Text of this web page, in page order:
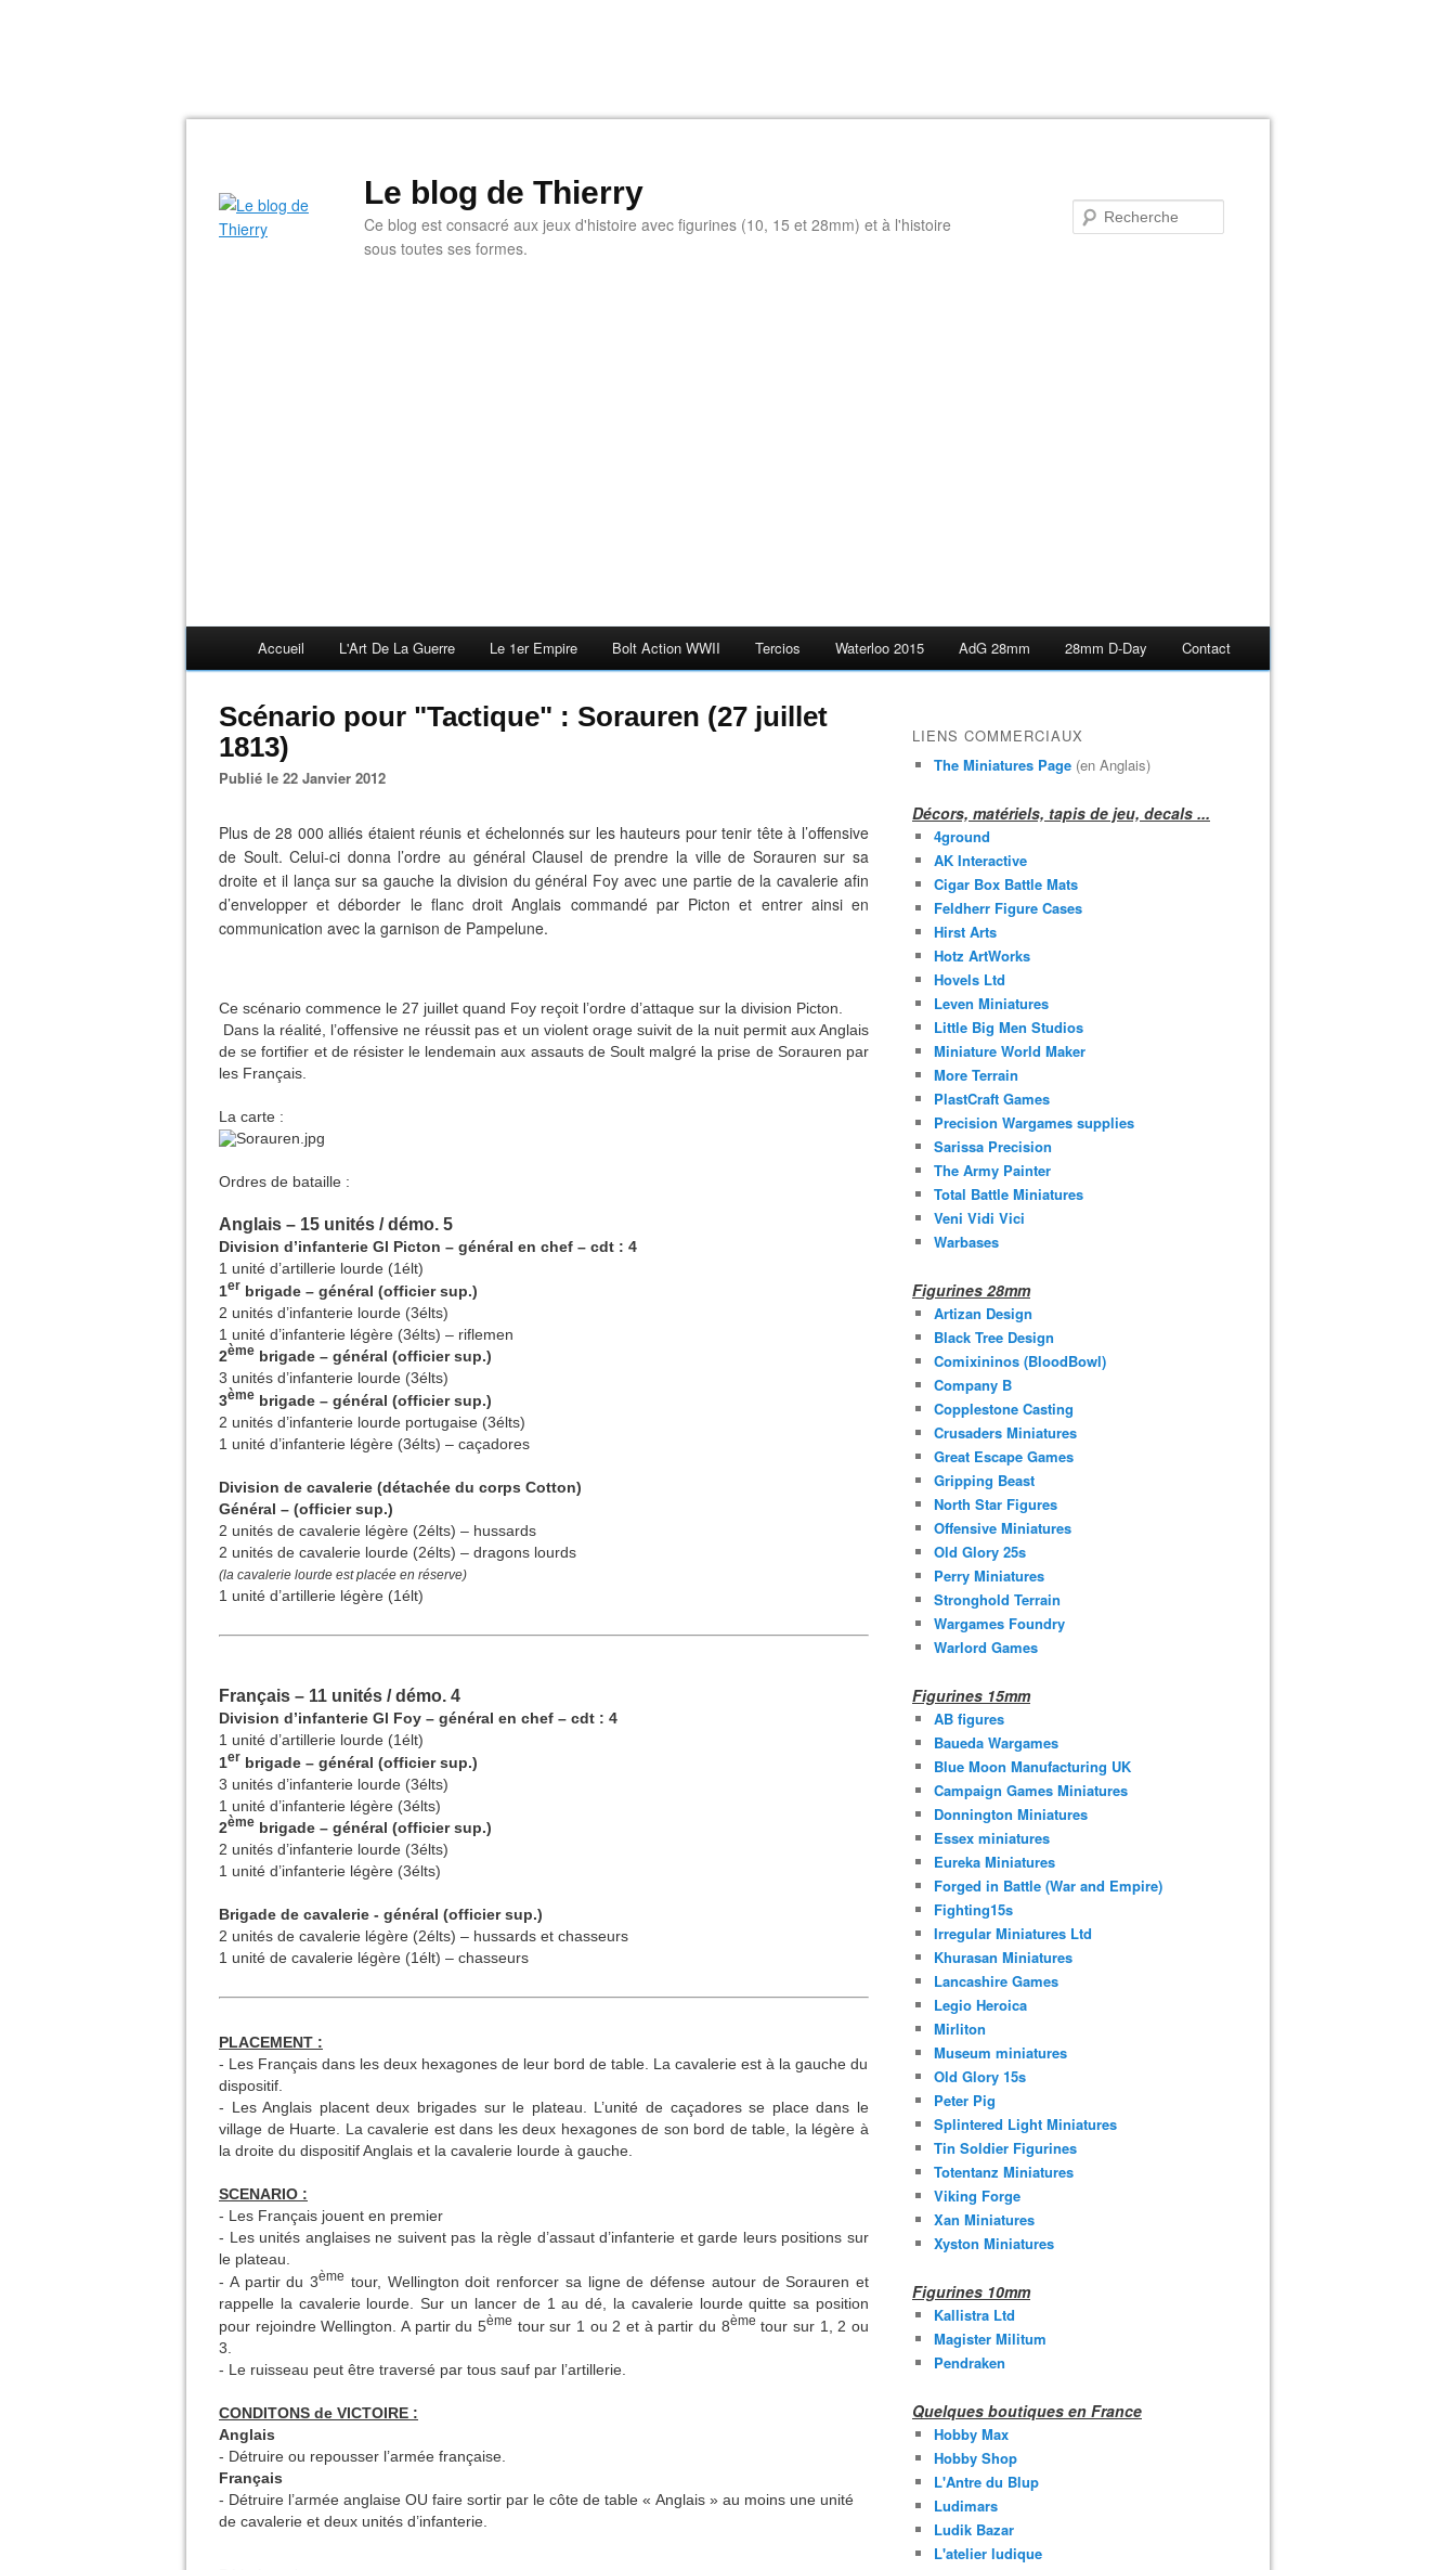
Le blog de Thierry
Ce blog est consacré aux jeux d'histoire avec figurines (10, 15 et 28mm) et à l'histoire
sous toutes ses formes.
Accueil L'Art De La Guerre Le 1er Empire Bolt Action WWII Tercios Waterloo 2015 AdG 28mm 28mm D-Day Contact
Scénario pour "Tactique" : Sorauren (27 juillet
1813)
Publié le 22 Janvier 2012
Plus de 28 000 alliés étaient réunis et échelonnés sur les hauteurs pour tenir tête à l’offensive
de Soult. Celui-ci donna l’ordre au général Clausel de prendre la ville de Sorauren sur sa
droite et il lança sur sa gauche la division du général Foy avec une partie de la cavalerie afin
d’envelopper et déborder le flanc droit Anglais commandé par Picton et entrer ainsi en
communication avec la garnison de Pampelune.
Ce scénario commence le 27 juillet quand Foy reçoit l’ordre d’attaque sur la division Picton.
Dans la réalité, l’offensive ne réussit pas et un violent orage suivit de la nuit permit aux Anglais
de se fortifier et de résister le lendemain aux assauts de Soult malgré la prise de Sorauren par
les Français.
La carte :
Ordres de bataille :
Anglais – 15 unités / démo. 5
Division d’infanterie Gl Picton – général en chef – cdt : 4
1 unité d’artillerie lourde (1élt)
1er brigade – général (officier sup.)
2 unités d’infanterie lourde (3élts)
1 unité d’infanterie légère (3élts) – riflemen
2ème brigade – général (officier sup.)
3 unités d’infanterie lourde (3élts)
3ème brigade – général (officier sup.)
2 unités d’infanterie lourde portugaise (3élts)
1 unité d’infanterie légère (3élts) – caçadores
Division de cavalerie (détachée du corps Cotton)
Général – (officier sup.)
2 unités de cavalerie légère (2élts) – hussards
2 unités de cavalerie lourde (2élts) – dragons lourds
(la cavalerie lourde est placée en réserve)
1 unité d’artillerie légère (1élt)
Français – 11 unités / démo. 4
Division d’infanterie Gl Foy – général en chef – cdt : 4
1 unité d’artillerie lourde (1élt)
1er brigade – général (officier sup.)
3 unités d’infanterie lourde (3élts)
1 unité d’infanterie légère (3élts)
2ème brigade – général (officier sup.)
2 unités d’infanterie lourde (3élts)
1 unité d’infanterie légère (3élts)
Brigade de cavalerie - général (officier sup.)
2 unités de cavalerie légère (2élts) – hussards et chasseurs
1 unité de cavalerie légère (1élt) – chasseurs
PLACEMENT :
- Les Français dans les deux hexagones de leur bord de table. La cavalerie est à la gauche du
dispositif.
- Les Anglais placent deux brigades sur le plateau. L’unité de caçadores se place dans le
village de Huarte. La cavalerie est dans les deux hexagones de son bord de table, la légère à
la droite du dispositif Anglais et la cavalerie lourde à gauche.
SCENARIO :
- Les Français jouent en premier
- Les unités anglaises ne suivent pas la règle d’assaut d’infanterie et garde leurs positions sur
le plateau.
- A partir du 3ème tour, Wellington doit renforcer sa ligne de défense autour de Sorauren et
rappelle la cavalerie lourde. Sur un lancer de 1 au dé, la cavalerie lourde quitte sa position
pour rejoindre Wellington. A partir du 5ème tour sur 1 ou 2 et à partir du 8ème tour sur 1, 2 ou
3.
- Le ruisseau peut être traversé par tous sauf par l’artillerie.
CONDITONS de VICTOIRE :
Anglais
- Détruire ou repousser l’armée française.
Français
- Détruire l’armée anglaise OU faire sortir par le côte de table « Anglais » au moins une unité
de cavalerie et deux unités d’infanterie.
LIENS COMMERCIAUX
The Miniatures Page (en Anglais)
Décors, matériels, tapis de jeu, decals ...
4ground
AK Interactive
Cigar Box Battle Mats
Feldherr Figure Cases
Hirst Arts
Hotz ArtWorks
Hovels Ltd
Leven Miniatures
Little Big Men Studios
Miniature World Maker
More Terrain
PlastCraft Games
Precision Wargames supplies
Sarissa Precision
The Army Painter
Total Battle Miniatures
Veni Vidi Vici
Warbases
Figurines 28mm
Artizan Design
Black Tree Design
Comixininos (BloodBowl)
Company B
Copplestone Casting
Crusaders Miniatures
Great Escape Games
Gripping Beast
North Star Figures
Offensive Miniatures
Old Glory 25s
Perry Miniatures
Stronghold Terrain
Wargames Foundry
Warlord Games
Figurines 15mm
AB figures
Baueda Wargames
Blue Moon Manufacturing UK
Campaign Games Miniatures
Donnington Miniatures
Essex miniatures
Eureka Miniatures
Forged in Battle (War and Empire)
Fighting15s
Irregular Miniatures Ltd
Khurasan Miniatures
Lancashire Games
Legio Heroica
Mirliton
Museum miniatures
Old Glory 15s
Peter Pig
Splintered Light Miniatures
Tin Soldier Figurines
Totentanz Miniatures
Viking Forge
Xan Miniatures
Xyston Miniatures
Figurines 10mm
Kallistra Ltd
Magister Militum
Pendraken
Quelques boutiques en France
Hobby Max
Hobby Shop
L'Antre du Blup
Ludimars
Ludik Bazar
L'atelier ludique